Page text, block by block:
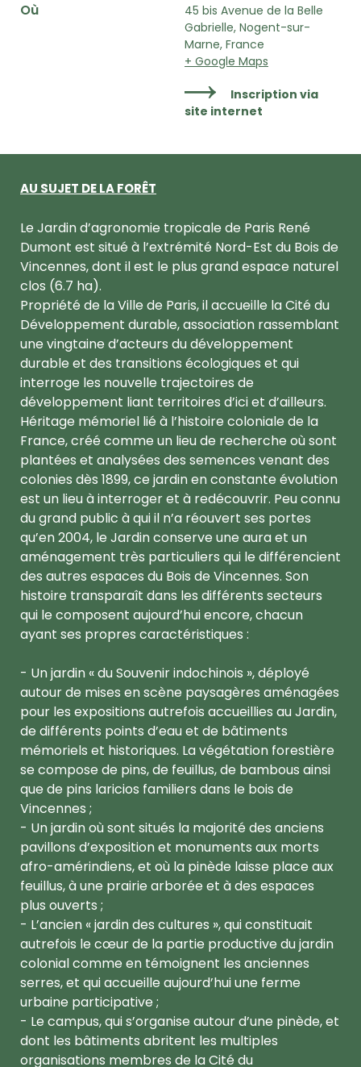
Où
45 bis Avenue de la Belle
Gabrielle, Nogent-sur-
Marne, France
+ Google Maps
Inscription via
site internet
AU SUJET DE LA FORÊT
Le Jardin d’agronomie tropicale de Paris René
Dumont est situé à l’extrémité Nord-Est du Bois de
Vincennes, dont il est le plus grand espace naturel
clos (6.7 ha).
Propriété de la Ville de Paris, il accueille la Cité du
Développement durable, association rassemblant
une vingtaine d’acteurs du développement
durable et des transitions écologiques et qui
interroge les nouvelle trajectoires de
développement liant territoires d’ici et d’ailleurs.
Héritage mémoriel lié à l’histoire coloniale de la
France, créé comme un lieu de recherche où sont
plantées et analysées des semences venant des
colonies dès 1899, ce jardin en constante évolution
est un lieu à interroger et à redécouvrir. Peu connu
du grand public à qui il n’a réouvert ses portes
qu’en 2004, le Jardin conserve une aura et un
aménagement très particuliers qui le différencient
des autres espaces du Bois de Vincennes. Son
histoire transparaît dans les différents secteurs
qui le composent aujourd’hui encore, chacun
ayant ses propres caractéristiques :
- Un jardin « du Souvenir indochinois », déployé
autour de mises en scène paysagères aménagées
pour les expositions autrefois accueillies au Jardin,
de différents points d’eau et de bâtiments
mémoriels et historiques. La végétation forestière
se compose de pins, de feuillus, de bambous ainsi
que de pins laricios familiers dans le bois de
Vincennes ;
- Un jardin où sont situés la majorité des anciens
pavillons d’exposition et monuments aux morts
afro-amérindiens, et où la pinède laisse place aux
feuillus, à une prairie arborée et à des espaces
plus ouverts ;
- L’ancien « jardin des cultures », qui constituait
autrefois le cœur de la partie productive du jardin
colonial comme en témoignent les anciennes
serres, et qui accueille aujourd’hui une ferme
urbaine participative ;
- Le campus, qui s’organise autour d’une pinède, et
dont les bâtiments abritent les multiples
organisations membres de la Cité du